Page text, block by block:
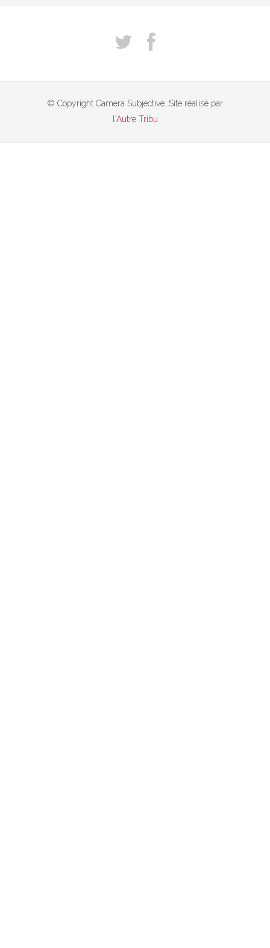
© Copyright Camera Subjective. Site réalisé par
l'Autre Tribu